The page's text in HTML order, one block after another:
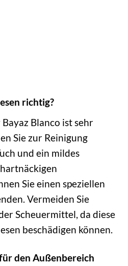
richtig?
Blanco ist sehr
Sie zur Reinigung
und ein mildes
Sie einen speziellen
Vermeiden Sie
Scheuermittel, da diese
beschädigen können.
den Außenbereich